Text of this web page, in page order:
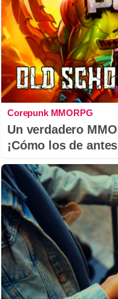
Corepunk MMORPG
Un verdadero
¡Cómo los de